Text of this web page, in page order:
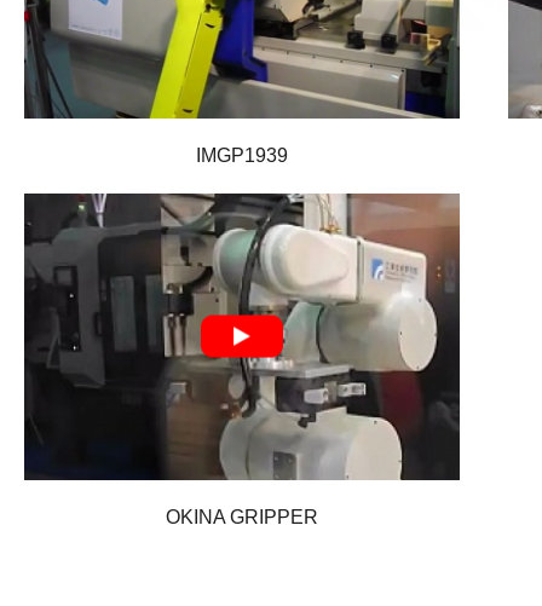
IMGP1939
OKINA GRIPPER